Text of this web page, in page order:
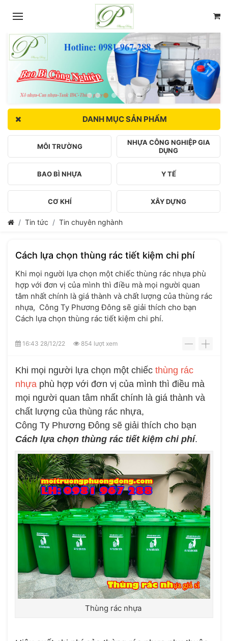
DANH MỤC SẢN PHẨM
MÔI TRƯỜNG
NHỰA CÔNG NGHIỆP GIA
DỤNG
BAO BÌ NHỰA Y TẾ
CƠ KHÍ XÂY DỰNG
Tin tức Tin chuyên nghành
Cách lựa chọn thùng rác tiết kiệm chi phí
Khi mọi người lựa chọn một chiếc thùng rác nhựa phù
hợp với đơn vị của mình thì điều mà mọi người quan
tâm nhất chính là giá thành và chất lượng của thùng rác
nhựa, Công Ty Phương Đông sẽ giải thích cho bạn
Cách lựa chọn thùng rác tiết kiệm chi phí.
16:43 28/12/22 854 lượt xem - +
Khi mọi người lựa chọn một chiếc thùng rác
nhựa phù hợp với đơn vị của mình thì điều mà
mọi người quan tâm nhất chính là giá thành và
chất lượng của thùng rác nhựa,
Công Ty Phương Đông sẽ giải thích cho bạn
Cách lựa chọn thùng rác tiết kiệm chi phí.
Thùng rác nhựa